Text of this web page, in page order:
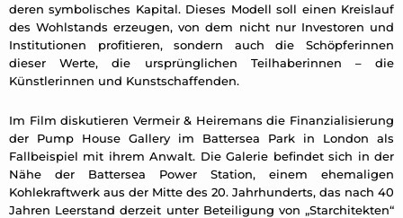
deren symbolisches Kapital. Dieses Modell soll einen Kreislauf
des Wohlstands erzeugen, von dem nicht nur Investoren und
Institutionen profitieren, sondern auch die Schöpferinnen
dieser Werte, die ursprünglichen Teilhaberinnen – die
Künstlerinnen und Kunstschaffenden.
Im Film diskutieren Vermeir & Heiremans die Finanzialisierung
der Pump House Gallery im Battersea Park in London als
Fallbeispiel mit ihrem Anwalt. Die Galerie befindet sich in der
Nähe der Battersea Power Station, einem ehemaligen
Kohlekraftwerk aus der Mitte des 20. Jahrhunderts, das nach 40
Jahren Leerstand derzeit unter Beteiligung von „Starchitekten“